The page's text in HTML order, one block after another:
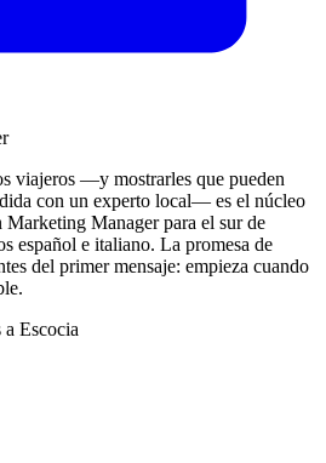
viajeros —y mostrarles que pueden
con un experto local— es el núcleo
Manager para el sur de
español e italiano. La promesa de
del primer mensaje: empieza cuando
a Escocia